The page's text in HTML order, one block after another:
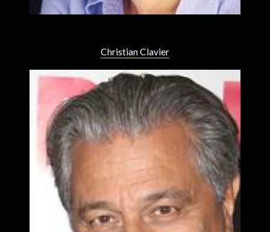
Christian Clavier